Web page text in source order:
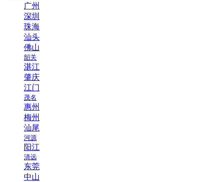
广州
深圳
珠海
汕头
佛山
韶关
湛江
肇庆
江门
茂名
惠州
梅州
汕尾
河源
阳江
清远
东莞
中山